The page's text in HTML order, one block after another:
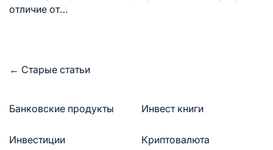
отличие от…
Навигация
записям
← Старые статьи
Банковские продукты Инвест книги
Инвестиции Криптовалюта